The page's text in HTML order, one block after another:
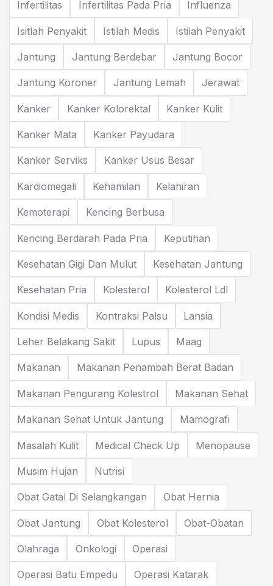
Infertilitas Infertilitas Pada Pria Influenza
Isitlah Penyakit Istilah Medis Istilah Penyakit
Jantung Jantung Berdebar Jantung Bocor
Jantung Koroner Jantung Lemah Jerawat
Kanker Kanker Kolorektal Kanker Kulit
Kanker Mata Kanker Payudara
Kanker Serviks Kanker Usus Besar
Kardiomegali Kehamilan Kelahiran
Kemoterapi Kencing Berbusa
Kencing Berdarah Pada Pria Keputihan
Kesehatan Gigi Dan Mulut Kesehatan Jantung
Kesehatan Pria Kolesterol Kolesterol Ldl
Kondisi Medis Kontraksi Palsu Lansia
Leher Belakang Sakit Lupus Maag
Makanan Makanan Penambah Berat Badan
Makanan Pengurang Kolestrol Makanan Sehat
Makanan Sehat Untuk Jantung Mamografi
Masalah Kulit Medical Check Up Menopause
Musim Hujan Nutrisi
Obat Gatal Di Selangkangan Obat Hernia
Obat Jantung Obat Kolesterol Obat-Obatan
Olahraga Onkologi Operasi
Operasi Batu Empedu Operasi Katarak